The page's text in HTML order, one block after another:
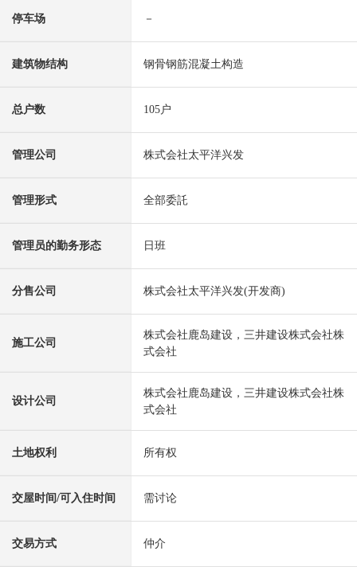
停车场 －
建筑物结构 钢骨钢筋混凝土构造
总户数 105户
管理公司 株式会社太平洋兴发
管理形式 全部委託
管理员的勤务形态 日班
分售公司 株式会社太平洋兴发(开发商)
施工公司
株式会社鹿岛建设，三井建设株式会社株
式会社
设计公司
株式会社鹿岛建设，三井建设株式会社株
式会社
土地权利 所有权
交屋时间/可入住时间 需讨论
交易方式 仲介